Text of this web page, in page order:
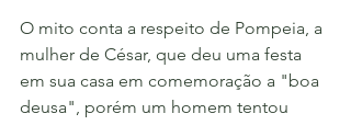
O mito conta a respeito de Pompeia, a
mulher de César, que deu uma festa
em sua casa em comemoração a "boa
deusa", porém um homem tentou